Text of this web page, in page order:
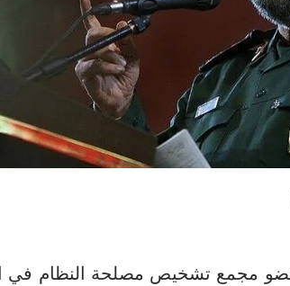
مجمع تشخيص مصلحة النظام في